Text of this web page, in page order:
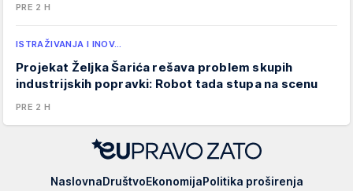
PRE 2 H
ISTRAŽIVANJA I INOV…
Projekat Željka Šarića rešava problem skupih
industrijskih popravki: Robot tada stupa na scenu
PRE 2 H
EUpravoNaslovnaDruštvoEkonomijaPolitika proširenja